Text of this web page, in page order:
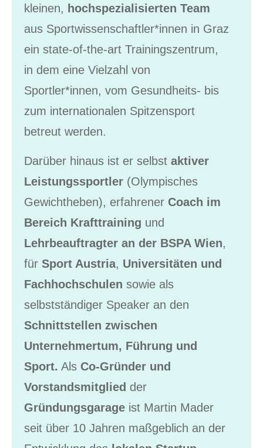
kleinen, hochspezialisierten Team
aus Sportwissenschaftler*innen in Graz
ein state-of-the-art Trainingszentrum,
in dem eine Vielzahl von
Sportler*innen, vom Gesundheits- bis
zum internationalen Spitzensport
betreut werden.
Darüber hinaus ist er selbst aktiver
Leistungssportler (Olympisches
Gewichtheben), erfahrener Coach im
Bereich Krafttraining und
Lehrbeauftragter an der BSPA Wien,
für Sport Austria, Universitäten und
Fachhochschulen sowie als
selbstständiger Speaker an den
Schnittstellen zwischen
Unternehmertum, Führung und
Sport. Als Co-Gründer und
Vorstandsmitglied der
Gründungsgarage ist Martin Mader
seit über 10 Jahren maßgeblich an der